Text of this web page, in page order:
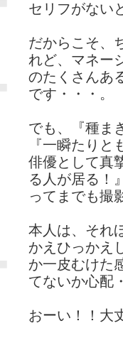
セリフがない
だからこそ、
れど、マネー
のたくさんあ
です・・・。
でも、『種ま
『一瞬たり
俳優として真
る人が居る！
ってまでも撮
本人は、それ
かえひっかえ
か一皮むけた
てないか心配
おーい！！大